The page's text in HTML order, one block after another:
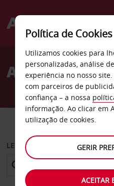
Welcome
AvisAluguer de
CARRO
LEVANTAR EM
Política de Cookies
Utilizamos cookies para
personalizadas, análise
experiência no nosso
com parceiros de
confiança – a nossa
informação. Ao clicar em
utilização de cookies.
GERIR
ACEITAR